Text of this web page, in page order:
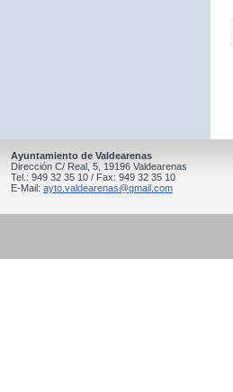
Ayuntamiento de Valdearenas
Dirección C/ Real, 5, 19196 Valdearenas
Tel.: 949 32 35 10 / Fax: 949 32 35 10
E-Mail: ayto.valdearenas@gmail.com